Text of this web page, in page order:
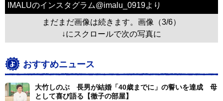
IMALUのインスタグラム@imalu_0919より
まだまだ画像は続きます。画像（3/6）
↓にスクロールで次の写真に
おすすめニュース
大竹しのぶ 長男が結婚「40歳までに」の誓いを達成 母
として喜び語る【徹子の部屋】